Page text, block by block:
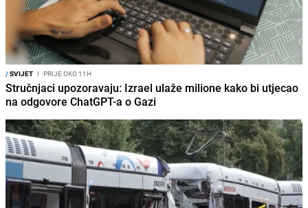
/SVIJET I PRIJE OKO 11H
Stručnjaci upozoravaju: Izrael ulaže milione kako bi utjecao
na odgovore ChatGPT-a o Gazi